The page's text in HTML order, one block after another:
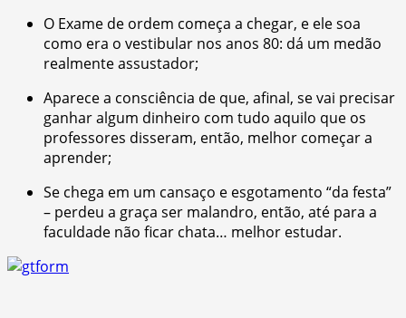
O Exame de ordem começa a chegar, e ele soa
como era o vestibular nos anos 80: dá um medão
realmente assustador;
Aparece a consciência de que, afinal, se vai precisar
ganhar algum dinheiro com tudo aquilo que os
professores disseram, então, melhor começar a
aprender;
Se chega em um cansaço e esgotamento “da festa”
– perdeu a graça ser malandro, então, até para a
faculdade não ficar chata… melhor estudar.